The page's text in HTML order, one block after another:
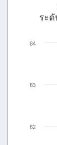
ระ
82
83
84